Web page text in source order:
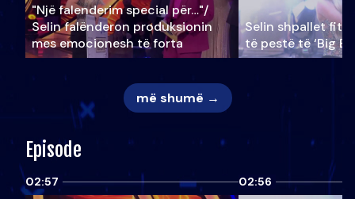
"Një falenderim special për…"/
Selin falënderon produksionin
mes emocionesh të forta
Selin shpallet
të pestë të ‘Big
më shumë →
Episode
02:57 02:56